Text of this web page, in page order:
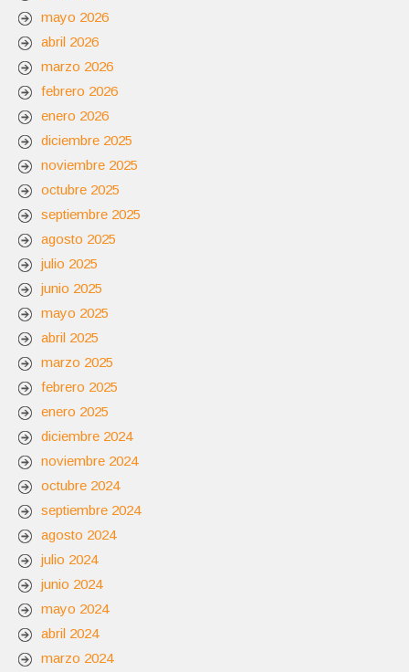
mayo 2026
abril 2026
marzo 2026
febrero 2026
enero 2026
diciembre 2025
noviembre 2025
octubre 2025
septiembre 2025
agosto 2025
julio 2025
junio 2025
mayo 2025
abril 2025
marzo 2025
febrero 2025
enero 2025
diciembre 2024
noviembre 2024
octubre 2024
septiembre 2024
agosto 2024
julio 2024
junio 2024
mayo 2024
abril 2024
marzo 2024